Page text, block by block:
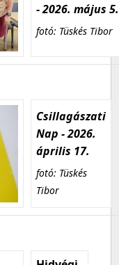
- 2026. május 5.
fotó: Tüskés Tibor
Csillagászati
Nap - 2026.
április 17.
fotó: Tüskés
Tibor